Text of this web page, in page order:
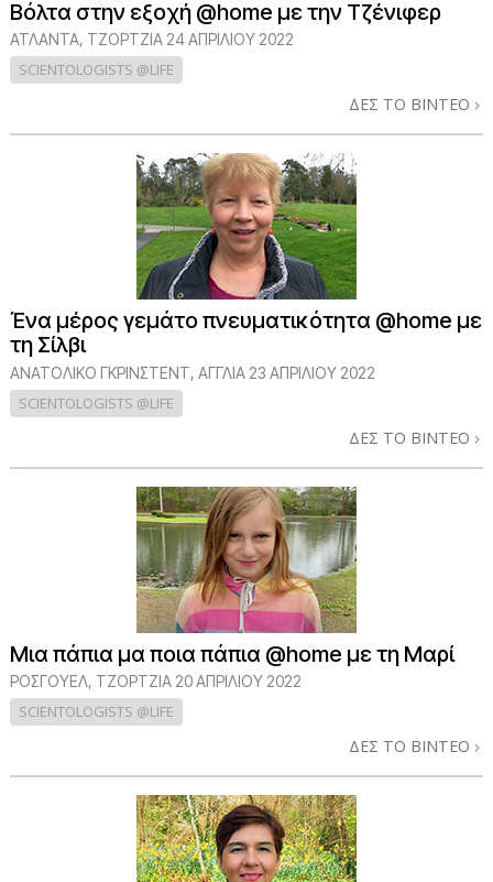
Βόλτα στην εξοχή @home με την Τζένιφερ
ΑΤΛΆΝΤΑ, ΤΖΌΡΤΖΙΑ 24 ΑΠΡΙΛΙΟΥ 2022
SCIENTOLOGISTS @LIFE
ΔΕΣ ΤΟ ΒΙΝΤΕΟ
Ένα μέρος γεμάτο πνευματικότητα @home με
τη Σίλβι
ΑΝΑΤΟΛΙΚΌ ΓΚΡΊΝΣΤΕΝΤ, ΑΓΓΛΊΑ 23 ΑΠΡΙΛΙΟΥ 2022
SCIENTOLOGISTS @LIFE
ΔΕΣ ΤΟ ΒΙΝΤΕΟ
Μια πάπια μα ποια πάπια @home με τη Μαρί
ΡΌΣΓΟΥΕΛ, ΤΖΌΡΤΖΙΑ 20 ΑΠΡΙΛΙΟΥ 2022
SCIENTOLOGISTS @LIFE
ΔΕΣ ΤΟ ΒΙΝΤΕΟ